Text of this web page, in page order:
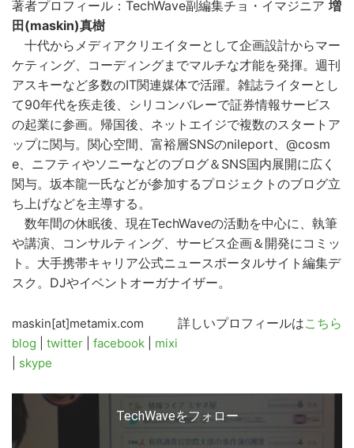
著者プロフィール：TechWave副編集チョ・イマジニア 増
田(maskin)真樹
十代からメディアクリエイターとして企画設計からマー
ケティング、コーディングまでマルチな才能を発揮。週刊
アスキーなど多数のIT関連媒体で活躍。雑誌ライターとし
て90年代を疾走後、シリコンバレーで証券情報サービス
の起業に参画。帰国後、ネットエイジで複数のスタートア
ップに関与。関心空間、富裕層SNSのnileport、@cosm
e、ニフティやソニーなどのブログ＆SNS国内展開に広く
関与。坂本龍一氏などが参加するプロジェクトのブログ立
ち上げなどを主導する。
数年間の休眠後、現在TechWaveの活動を中心に、執筆
や講演、コンサルティング、サービス企画＆開発にコミッ
ト。大手携帯キャリア公式ニュースポータルサイト編集デ
スク。DJやイベントオーガナイザー。
詳しいプロフィールはこちら
maskin[at]metamix.com
blog
twitter facebook
mixi
skype
TechWaveをフォロー